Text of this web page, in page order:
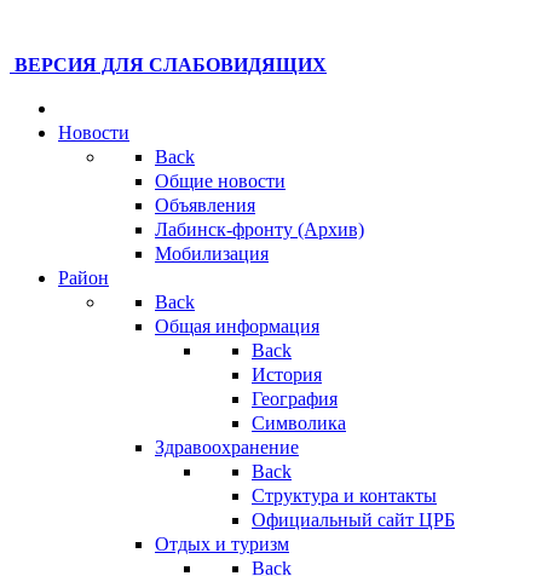
ВЕРСИЯ ДЛЯ СЛАБОВИДЯЩИХ
Новости
Back
Общие новости
Объявления
Лабинск-фронту (Архив)
Мобилизация
Район
Back
Общая информация
Back
История
География
Символика
Здравоохранение
Back
Структура и контакты
Официальный сайт ЦРБ
Отдых и туризм
Back